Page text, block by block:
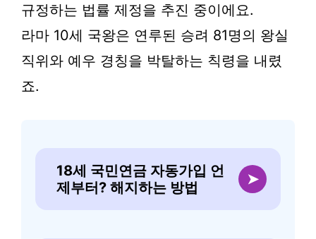
규정하는 법률 제정을 추진 중이에요.
라마 10세 국왕은 연루된 승려 81명의 왕실
직위와 예우 경칭을 박탈하는 칙령을 내렸
죠.
18세 국민연금 자동가입 언
제부터? 해지하는 방법
➤